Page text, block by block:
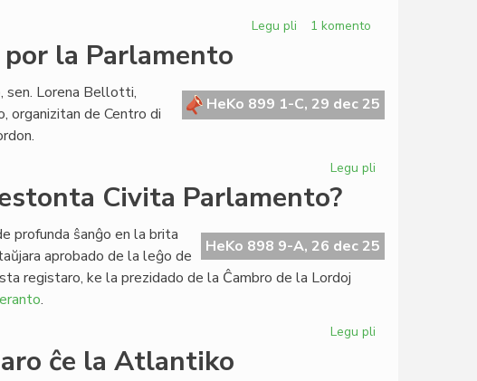
Legu pli
de
la
1 komento
la Parlamento
HeKo 899 1-C, 29 dec 25
sen. Lorena Bellotti,
organizitan de Centro di
Legu pli
por
la
Civita Parlamento?
HeKo 898 9-A, 26 dec 25
profunda ŝanĝo en la brita
aprobado de la leĝo de
registaro, ke la prezidado de la Ĉambro de la Lordoj
.
Legu pli
ĉe la Atlantiko